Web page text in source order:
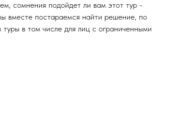
сомнения подойдет ли вам этот тур -
вместе постараемся найти решение, по
в том числе для лиц с ограниченными